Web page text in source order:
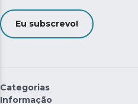
Eu subscrevo!
Categorias
Informação